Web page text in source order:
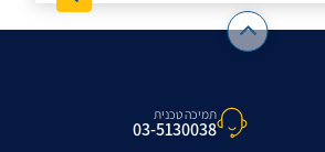
תמיכה טכנית
03-5130038